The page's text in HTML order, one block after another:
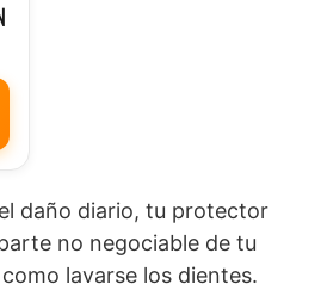
daño diario, tu protector
no negociable de tu
lavarse los dientes.